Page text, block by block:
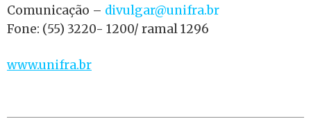
Comunicação – divulgar@unifra.br
Fone: (55) 3220- 1200/ ramal 1296
www.unifra.br